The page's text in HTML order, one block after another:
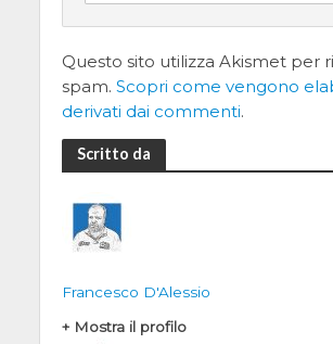
Questo sito utilizza Akismet per
spam. Scopri come vengono
derivati dai commenti.
Scritto da
Francesco D'Alessio
+ Mostra il profilo